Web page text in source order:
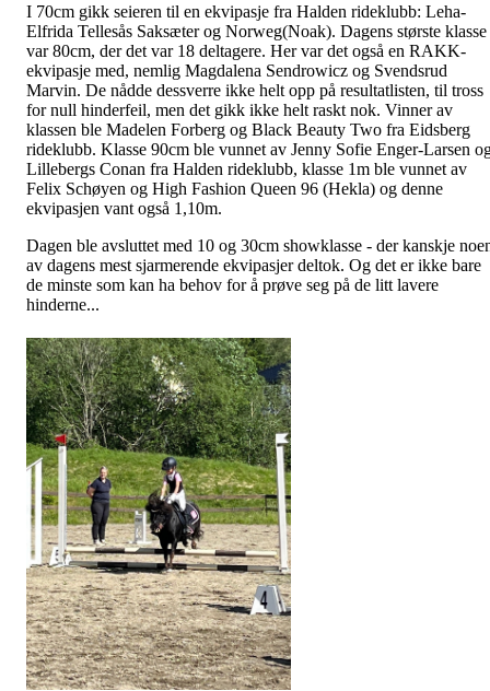
I 70cm gikk seieren til en ekvipasje fra Halden rideklubb: Leha-
Elfrida Tellesås Saksæter og Norweg(Noak). Dagens største klasse
var 80cm, der det var 18 deltagere. Her var det også en RAKK-
ekvipasje med, nemlig Magdalena Sendrowicz og Svendsrud
Marvin. De nådde dessverre ikke helt opp på resultatlisten, til tross
for null hinderfeil, men det gikk ikke helt raskt nok. Vinner av
klassen ble Madelen Forberg og Black Beauty Two fra Eidsberg
rideklubb. Klasse 90cm ble vunnet av Jenny Sofie Enger-Larsen
Lillebergs Conan fra Halden rideklubb, klasse 1m ble vunnet av
Felix Schøyen og High Fashion Queen 96 (Hekla) og denne
ekvipasjen vant også 1,10m.
Dagen ble avsluttet med 10 og 30cm showklasse - der kanskje
av dagens mest sjarmerende ekvipasjer deltok. Og det er ikke bare
de minste som kan ha behov for å prøve seg på de litt lavere
hinderne...